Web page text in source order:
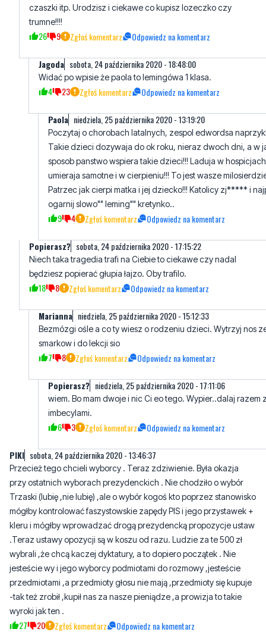
Jagoda
Widać po wpisie że paola to lemingówa 1 klasa.
Paola niedziela, 25 października 2020 - 13:19:20
Poczytaj o chorobach latalnych, zespol edwordsa
sposob panstwo wspiera takie dzieci!!! Laduja w
umieraja samotne i w cierpieniu!!! To jest wasze
Patrzec jak cierpi matka i jej dziecko!!! Katolicy zj***** i
ogarnij slowo"" leming"" kretynko..
9 4 Zgłoś komentarz Odpowiedz na komentarz
Popierasz? sobota, 24 października 2020 - 17:15:22
Niech taka tragedia trafi na Ciebie to ciekawe czy nadal
18 8 Zgłoś komentarz Odpowiedz na komentarz
Marianna niedziela, 25 października 2020 - 15:12:33
Bezmózgi ośle a co ty wiesz o rodzeniu dzieci. Wytrzyj nos
7 8 Zgłoś komentarz Odpowiedz na komentarz
Popierasz? niedziela, 25 października 2020 - 17:11:06
wiem. Bo mam dwoje i nic Ci eo tego. Wypier..dalaj razem
6 3 Zgłoś komentarz Odpowiedz na komentarz
sobota, 24 października 2020 - 13:46:37
Przecież tego chcieli wyborcy . Teraz zdziwienie. Była okazja
Trzaski (lubię ,nie lubię) ,ale o wybór kogoś kto poprzez stanowisko
mógłby kontrolować faszystowskie zapędy PIS i jego przystawek +
kleru i mógłby wprowadzać drogą prezydencką propozycje ustaw
.Teraz ustawy opozycji są w koszu od razu. Ludzie za te 500 zł
wybrali ,że chcą kaczej dyktatury, a to dopiero początek . Nie
jesteście wy i jego wyborcy podmiotami do rozmowy ,jesteście
przedmiotami ,a przedmioty głosu nie mają ,przedmioty się kupuje
-tak też zrobił ,kupił nas za nasze pieniądze ,a prowizja to takie
wyroki jak ten .
27 20 Zgłoś komentarz Odpowiedz na komentarz
Haha haha haha haha
Jeżeli możesz zostań w domu. Pomagaj seniorom.